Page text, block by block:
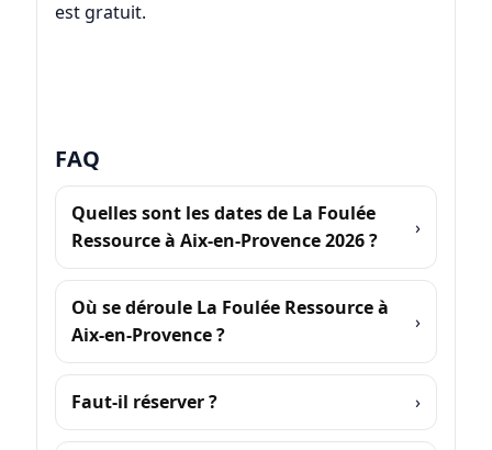
est gratuit.
FAQ
Quelles sont les dates de La Foulée
Ressource à Aix-en-Provence 2026 ?
Où se déroule La Foulée Ressource à
Aix-en-Provence ?
Faut-il réserver ?